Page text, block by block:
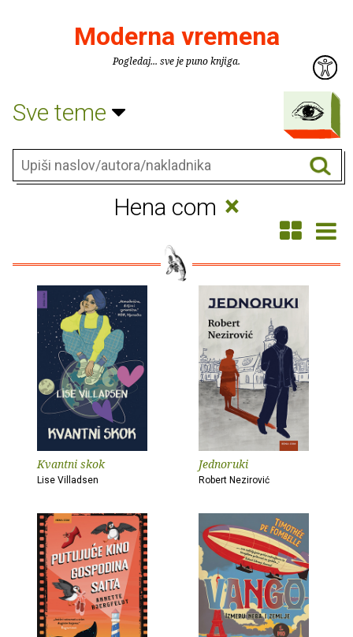
Moderna vremena
Pogledaj... sve je puno knjiga.
Sve teme
Hena com ×
Kvantni skok
Lise Villadsen
Jednoruki
Robert Nezirović